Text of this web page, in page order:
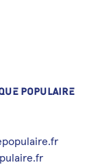
POPULAIRE